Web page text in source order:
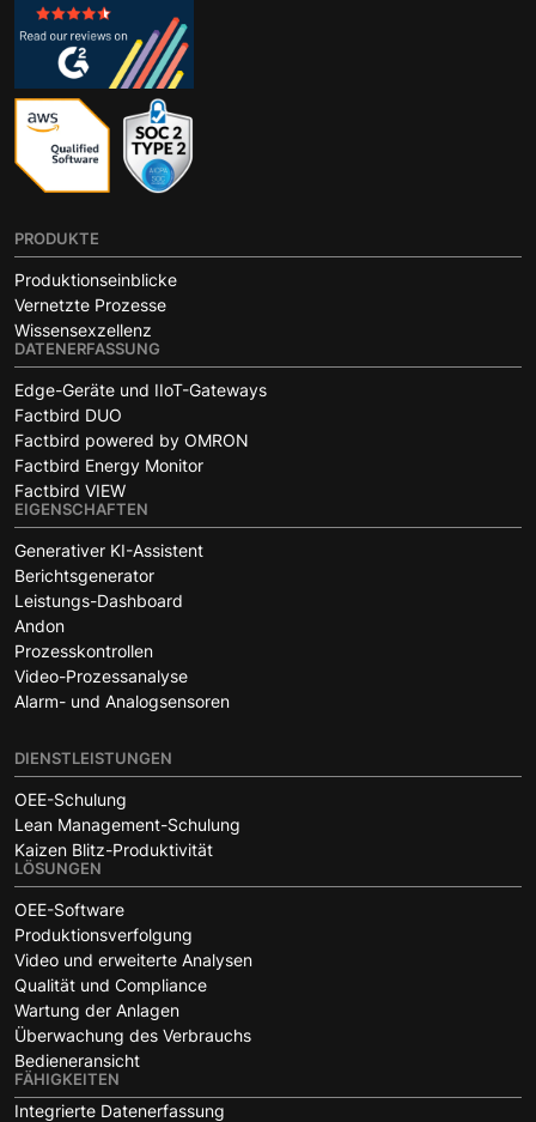
PRODUKTE
Produktionseinblicke
Vernetzte Prozesse
Wissensexzellenz
DATENERFASSUNG
Edge-Geräte und IIoT-Gateways
Factbird DUO
Factbird powered by OMRON
Factbird Energy Monitor
Factbird VIEW
EIGENSCHAFTEN
Generativer KI-Assistent
Berichtsgenerator
Leistungs-Dashboard
Andon
Prozesskontrollen
Video-Prozessanalyse
Alarm- und Analogsensoren
DIENSTLEISTUNGEN
OEE-Schulung
Lean Management-Schulung
Kaizen Blitz-Produktivität
LÖSUNGEN
OEE-Software
Produktionsverfolgung
Video und erweiterte Analysen
Qualität und Compliance
Wartung der Anlagen
Überwachung des Verbrauchs
Bedieneransicht
FÄHIGKEITEN
Integrierte Datenerfassung